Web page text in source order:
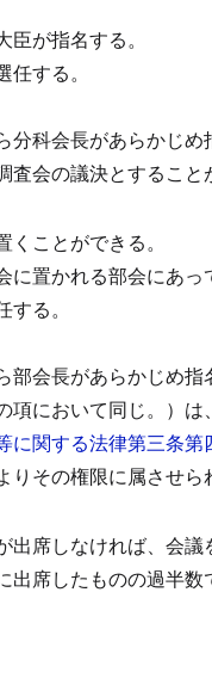
が指名する。
する。
科会長があらかじめ
会の議決とすること
ことができる。
置かれる部会にあっ
る。
会長があらかじめ指
において同じ。）
に関する法律第三条第
りその権限に属させら
席しなければ、会議
席したものの過半